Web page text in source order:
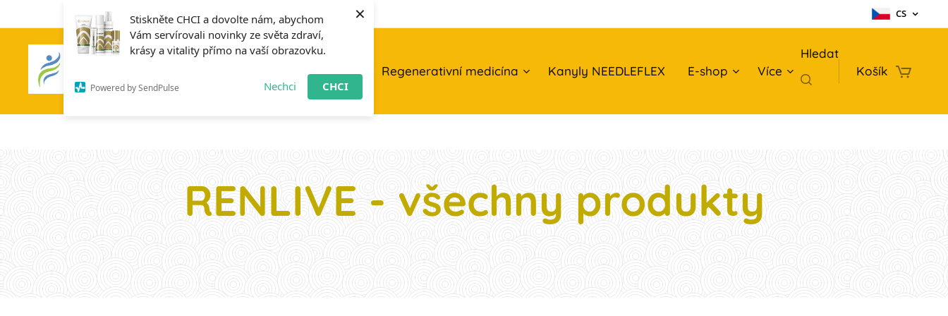
Stiskněte CHCI a dovolte nám, abychom
Vám servírovali novinky ze světa zdraví,
krásy a vitality přímo na vaší obrazovku.
Powered by SendPulse Nechci CHCI
× CS
O nás Regenerativní medicína Kanyly NEEDLEFLEX E-shop Více
Hledat
Košík
RENLIVE - všechny produkty